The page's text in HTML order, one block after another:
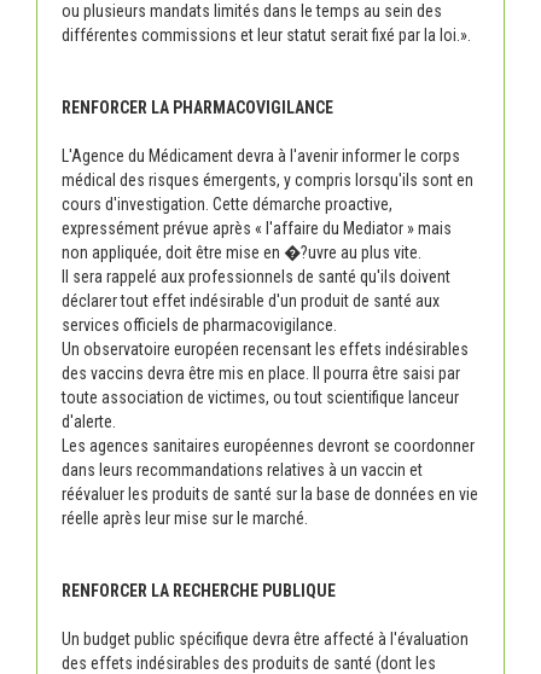
ou plusieurs mandats limités dans le temps au sein des
différentes commissions et leur statut serait fixé par la loi.».
RENFORCER LA PHARMACOVIGILANCE
L'Agence du Médicament devra à l'avenir informer le corps
médical des risques émergents, y compris lorsqu'ils sont en
cours d'investigation. Cette démarche proactive,
expressément prévue après « l'affaire du Mediator » mais
non appliquée, doit être mise en �?uvre au plus vite.
Il sera rappelé aux professionnels de santé qu'ils doivent
déclarer tout effet indésirable d'un produit de santé aux
services officiels de pharmacovigilance.
Un observatoire européen recensant les effets indésirables
des vaccins devra être mis en place. Il pourra être saisi par
toute association de victimes, ou tout scientifique lanceur
d'alerte.
Les agences sanitaires européennes devront se coordonner
dans leurs recommandations relatives à un vaccin et
réévaluer les produits de santé sur la base de données en vie
réelle après leur mise sur le marché.
RENFORCER LA RECHERCHE PUBLIQUE
Un budget public spécifique devra être affecté à l'évaluation
des effets indésirables des produits de santé (dont les